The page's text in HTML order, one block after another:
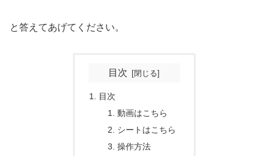
と答えてあげてください。
目次
目次
動画はこちら
シートはこちら
操作方法